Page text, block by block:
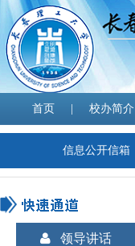
首页 校办简介
信息公开信箱
领导讲话